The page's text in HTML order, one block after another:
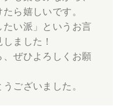
ら嬉しいです。
たい派」というお言
ました！
、ぜひよろしくお願
ございました。